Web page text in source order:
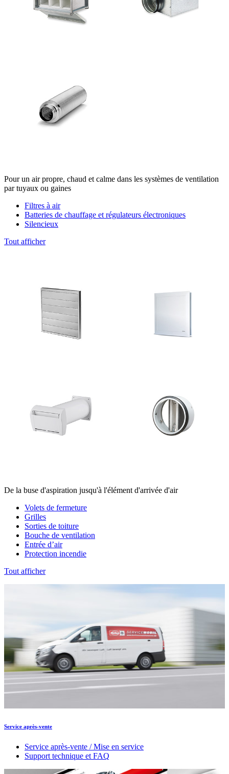
Pour un air propre, chaud et calme dans les systèmes de ventilation
par tuyaux ou gaines
Filtres à air
Batteries de chauffage et régulateurs électroniques
Silencieux
Tout afficher
De la buse d'aspiration jusqu'à l'élément d'arrivée d'air
Volets de fermeture
Grilles
Sorties de toiture
Bouche de ventilation
Entrée d’air
Protection incendie
Tout afficher
Service après-vente
Service après-vente / Mise en service
Support technique et FAQ